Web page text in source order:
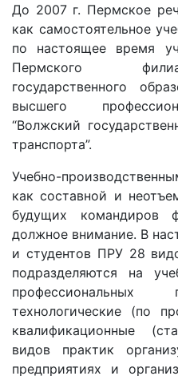
До 2007 г. Пермское
как самостоятельное
по настоящее время
Пермского
государственного
высшего
“Волжский
транспорта”.
Учебно-
как составной и
будущих командиров
должное внимание. В
и студентов ПРУ 28
подразделяются на
профессиональных
технологические (по
квалификационные
видов практик
предприятиях и